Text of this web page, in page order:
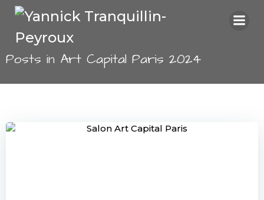
au
Posts in Art Capital Paris 2024